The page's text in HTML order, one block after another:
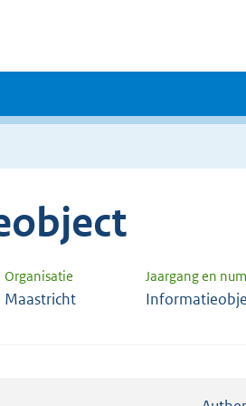
Organisatie Jaargang en
Maastricht